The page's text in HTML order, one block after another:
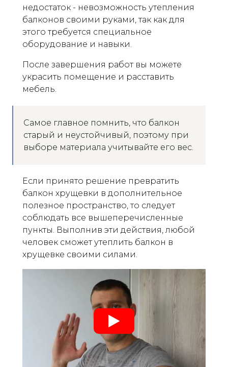
недостаток - невозможность утепления
балконов своими руками, так как для
этого требуется специальное
оборудование и навыки.
После завершения работ вы можете
украсить помещение и расставить
мебель.
Самое главное помнить, что балкон
старый и неустойчивый, поэтому при
выборе материала учитывайте его вес.
Если принято решение превратить
балкон хрущевки в дополнительное
полезное пространство, то следует
соблюдать все вышеперечисленные
пункты. Выполнив эти действия, любой
человек сможет утеплить балкон в
хрущевке своими силами.